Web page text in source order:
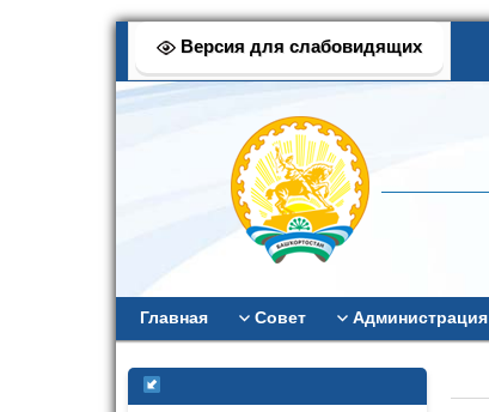
Версия для слабовидящих
Главная Совет Администрация